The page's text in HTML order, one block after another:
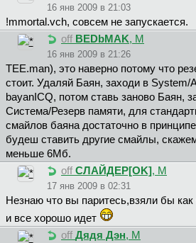
16 янв 2009 в 21:03
!mmortal.vch, совсем не запускается.
off BEDbMAK, М
16 янв 2009 в 21:26
TEE.man), это наверно потому что
стоит. Удаляй Баян, заходи в System/
bayanICQ, потом ставь заново Баян,
Система/Резерв памяти, для
смайлов баяна достаточно в
будеш ставить другие смайлы,
меньше 6Мб.
off CЛAЙДEP[OK], М
17 янв 2009 в 02:31
Незнаю что вы паритесь,взяли бы
и все хорошо идет
off Дядя Дэн, М